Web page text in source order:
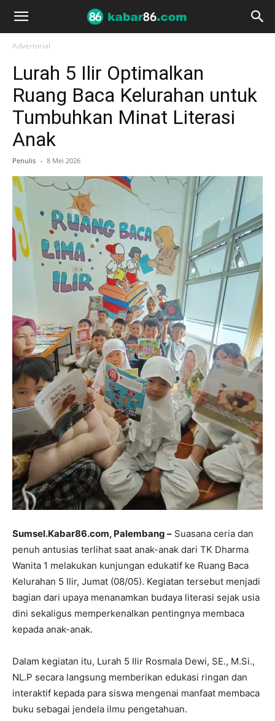
Advertorial
Lurah 5 Ilir Optimalkan
Ruang Baca Kelurahan untuk
Tumbuhkan Minat Literasi
Anak
Penulis - 8 Mei 2026
Sumsel.Kabar86.com, Palembang – Suasana ceria dan
penuh antusias terlihat saat anak-anak dari TK Dharma
Wanita 1 melakukan kunjungan edukatif ke Ruang Baca
Kelurahan 5 Ilir, Jumat (08/05). Kegiatan tersebut menjadi
bagian dari upaya menanamkan budaya literasi sejak usia
dini sekaligus memperkenalkan pentingnya membaca
kepada anak-anak.
Dalam kegiatan itu, Lurah 5 Ilir Rosmala Dewi, SE., M.Si.,
NL.P secara langsung memberikan edukasi ringan dan
interaktif kepada para siswa mengenai manfaat membaca
buku sebagai jendela ilmu pengetahuan.